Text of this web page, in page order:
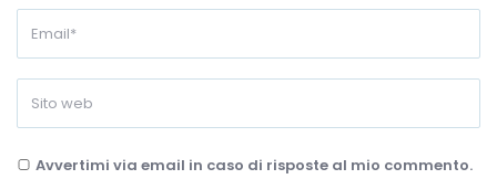
Avvertimi via email in caso di risposte al mio commento.